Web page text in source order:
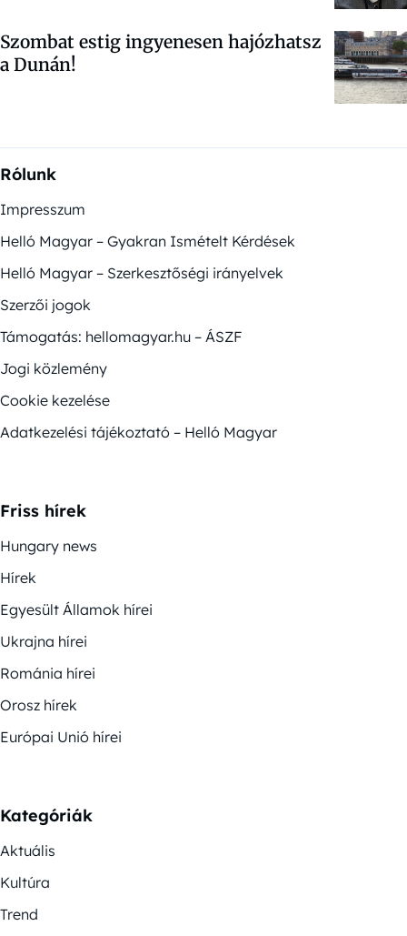
Szombat estig ingyenesen hajózhatsz
a Dunán!
Rólunk
Impresszum
Helló Magyar – Gyakran Ismételt Kérdések
Helló Magyar – Szerkesztőségi irányelvek
Szerzői jogok
Támogatás: hellomagyar.hu – ÁSZF
Jogi közlemény
Cookie kezelése
Adatkezelési tájékoztató – Helló Magyar
Friss hírek
Hungary news
Hírek
Egyesült Államok hírei
Ukrajna hírei
Románia hírei
Orosz hírek
Európai Unió hírei
Kategóriák
Aktuális
Kultúra
Trend